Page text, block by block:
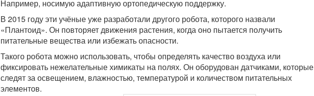
Например, носимую адаптивную ортопедическую поддержку.
В 2015 году эти учёные уже разработали другого робота, которого назвали
«Плантоид». Он повторяет движения растения, когда оно пытается получить
питательные вещества или избежать опасности.
Такого робота можно использовать, чтобы определять качество воздуха или
фиксировать нежелательные химикаты на полях. Он оборудован датчиками, которые
следят за освещением, влажностью, температурой и количеством питательных
элементов.